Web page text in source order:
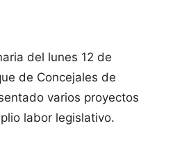
del lunes 12 de
de Concejales de
varios proyectos
labor legislativo.